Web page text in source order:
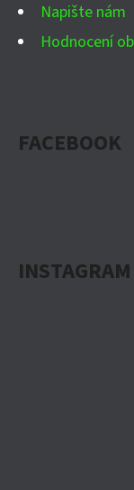
Napište nám
Hodnocení
FACEBOOK
INSTAGRAM